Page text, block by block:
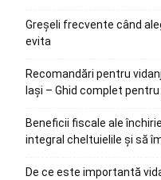
Greșeli frecvente când
evita
Recomandări pentru
Iași – Ghid complet
Beneficii fiscale ale
integral cheltuielile și să
De ce este importantă